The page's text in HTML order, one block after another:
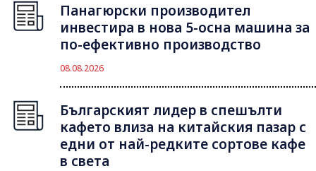
Панагюрски производител
инвестира в нова 5-осна машина за
по-ефективно производство
08.08.2026
Българският лидер в спешълти
кафето влиза на китайския пазар с
едни от най-редките сортове кафе
в света